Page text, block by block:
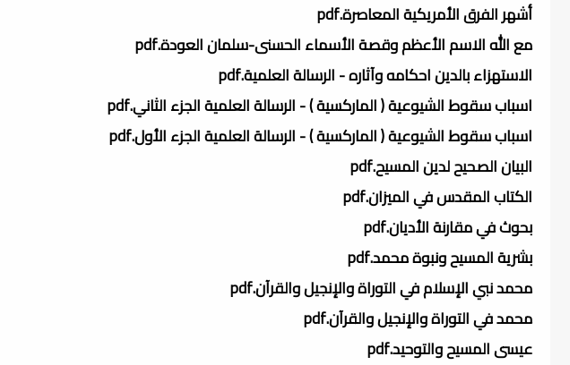
أشهر الفرق الأمريكية المعاصرة.pdf
مع الله الاسم الأعظم وقصة الأسماء الحسنى-سلمان العودة.pdf
الاستهزاء بالدين احكامه وآثاره - الرسالة العلمية.pdf
اسباب سقوط الشيوعية ( الماركسية ) - الرسالة العلمية الجزء الثاني.pdf
اسباب سقوط الشيوعية ( الماركسية ) - الرسالة العلمية الجزء الأول.pdf
البيان الصحيح لدين المسيح.pdf
الكتاب المقدس في الميزان.pdf
بحوث في مقارنة الأديان.pdf
بشرية المسيح ونبوة محمد.pdf
محمد نبي الإسلام في التوراة والإنجيل والقرآن.pdf
محمد في التوراة والإنجيل والقرآن.pdf
عيسى المسيح والتوحيد.pdf